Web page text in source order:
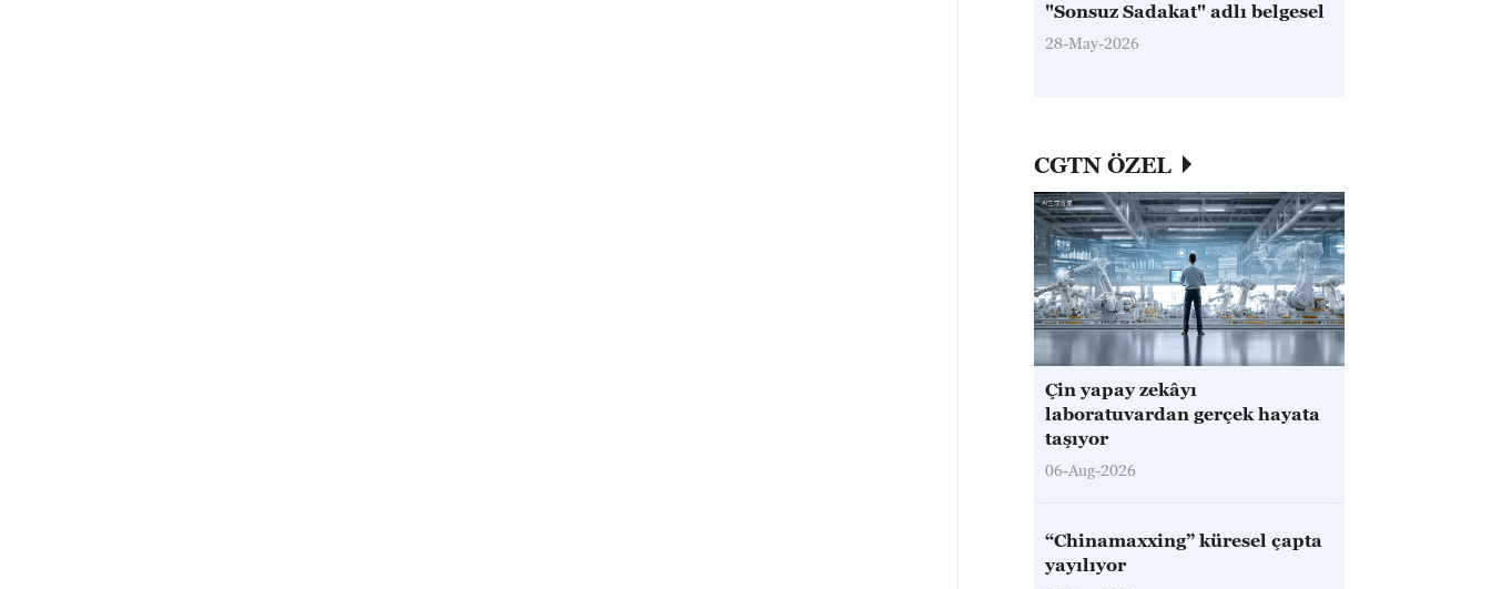
"Sonsuz Sadakat" adlı belgesel
28-May-2026
CGTN ÖZEL
Çin yapay zekâyı
laboratuvardan gerçek hayata
taşıyor
06-Aug-2026
“Chinamaxxing” küresel çapta
yayılıyor